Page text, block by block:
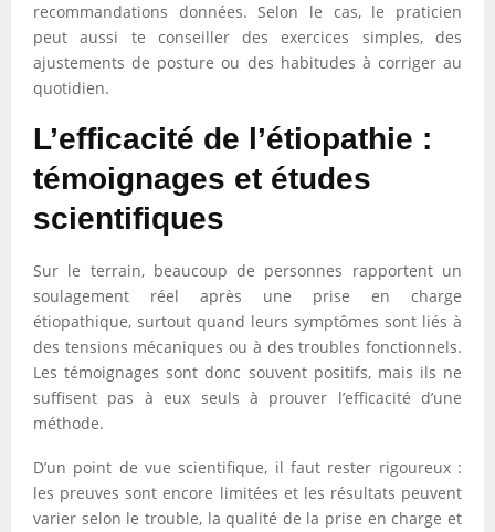
recommandations données. Selon le cas, le praticien
peut aussi te conseiller des exercices simples, des
ajustements de posture ou des habitudes à corriger au
quotidien.
L’efficacité de l’étiopathie :
témoignages et études
scientifiques
Sur le terrain, beaucoup de personnes rapportent un
soulagement réel après une prise en charge
étiopathique, surtout quand leurs symptômes sont liés à
des tensions mécaniques ou à des troubles fonctionnels.
Les témoignages sont donc souvent positifs, mais ils ne
suffisent pas à eux seuls à prouver l’efficacité d’une
méthode.
D’un point de vue scientifique, il faut rester rigoureux :
les preuves sont encore limitées et les résultats peuvent
varier selon le trouble, la qualité de la prise en charge et